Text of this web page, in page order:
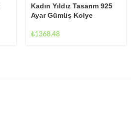
Kadın Yıldız Tasarım 925
Ayar Gümüş Kolye
₺1368.48